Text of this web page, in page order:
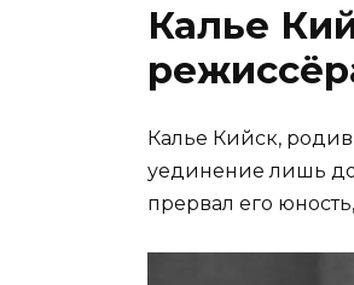
Калье
Калье Кийск,
уединение лишь
прервал его